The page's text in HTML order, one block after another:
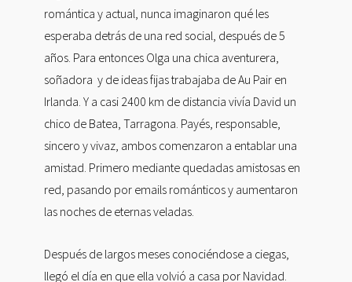
romántica y actual, nunca imaginaron qué les
esperaba detrás de una red social, después de 5
años. Para entonces Olga una chica aventurera,
soñadora y de ideas fijas trabajaba de Au Pair en
Irlanda. Y a casi 2400 km de distancia vivía David un
chico de Batea, Tarragona. Payés, responsable,
sincero y vivaz, ambos comenzaron a entablar una
amistad. Primero mediante quedadas amistosas en
red, pasando por emails románticos y aumentaron
las noches de eternas veladas.
Después de largos meses conociéndose a ciegas,
llegó el día en que ella volvió a casa por Navidad.